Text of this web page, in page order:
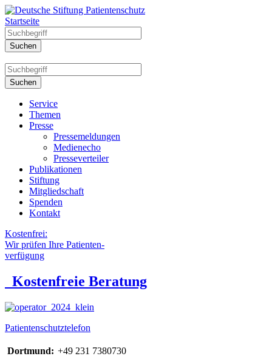
Startseite
Service
Themen
Presse
Pressemeldungen
Medienecho
Presseverteiler
Publikationen
Stiftung
Mitgliedschaft
Spenden
Kontakt
Kostenfrei:
Wir prüfen Ihre Patienten-
verfügung
Kostenfreie Beratung
Patientenschutztelefon
Dortmund: +49 231 7380730